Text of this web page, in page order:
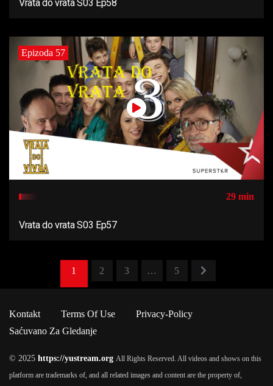
Vrata do vrata S03 Ep58
Epizoda 57
29 min
Vrata do vrata S03 Ep57
1 2 3 … 5
Kontakt Terms Of Use
Privacy-Policy
Saćuvano Za Gledanje
© 2025 https://yustream.org All Rights Reserved. All videos and shows on this
platform are trademarks of, and all related images and content are the property of,